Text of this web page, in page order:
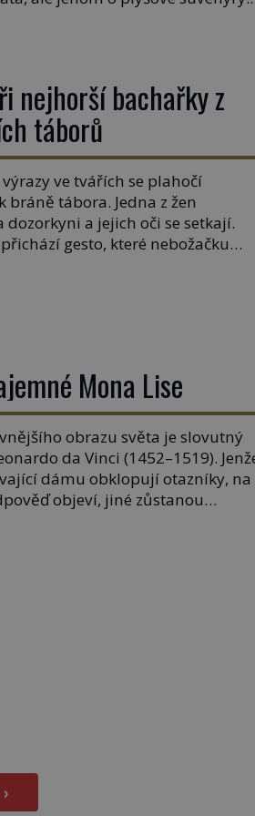
nejhorší bachařky z
táborů
ve tvářích se plahočí
bráně tábora. Jedna z žen
a jejich oči se setkají.
gesto, které nebožačku
Mona Lise
obrazu světa je slovutný
da Vinci (1452–1519).
dámu obklopují otazníky, na
objeví, jiné zůstanou